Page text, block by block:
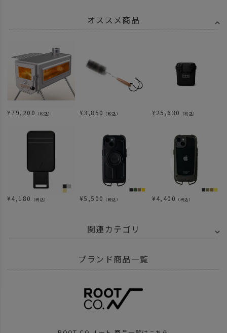
オススメ商品
¥79,200 （税込） ¥3,850 （税込） ¥25,630 （税込）
¥4,180 （税込） ¥5,500 （税込） ¥4,400 （税込）
関連カテゴリ
UNBY SELECT ROOT CO.
梅-1000円～
ブランド商品一覧